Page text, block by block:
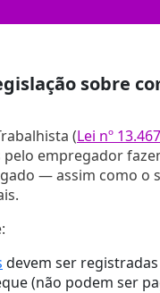
sobre
(Lei nº
pelo empregador
— assim como o
devem ser
(não podem ser